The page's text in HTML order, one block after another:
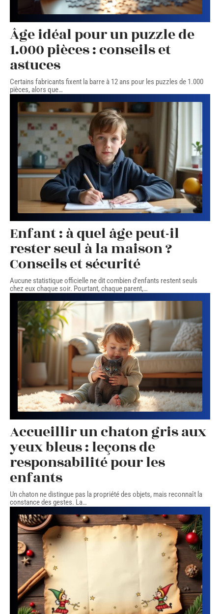
Âge idéal pour un puzzle de
1.000 pièces : conseils et
astuces
Certains fabricants fixent la barre à 12 ans pour les puzzles de 1.000
pièces, alors que…
Enfant : à quel âge peut-il
rester seul à la maison ?
Conseils et sécurité
Aucune statistique officielle ne dit combien d'enfants restent seuls
chez eux chaque soir. Pourtant, chaque parent,…
Accueillir un chaton gris aux
yeux bleus : leçons de
responsabilité pour les
enfants
Un chaton ne distingue pas la propriété des objets, mais reconnaît la
constance des gestes. La…